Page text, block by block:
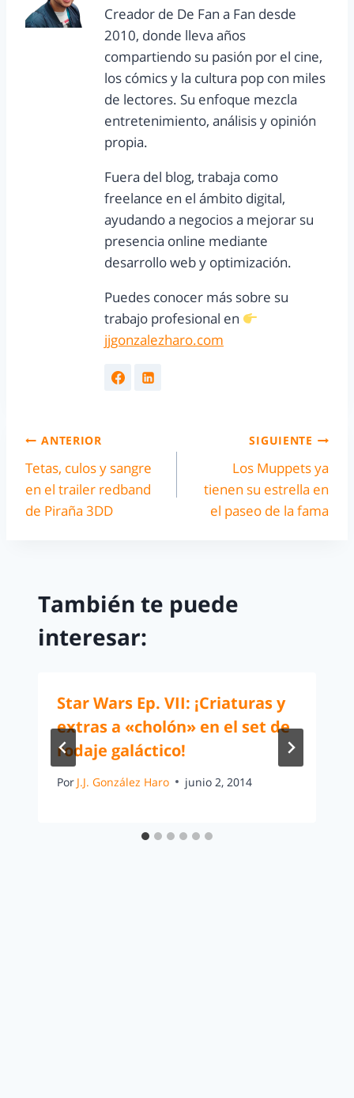
Creador de De Fan a Fan desde
2010, donde lleva años
compartiendo su pasión por el cine,
los cómics y la cultura pop con miles
de lectores. Su enfoque mezcla
entretenimiento, análisis y opinión
propia.
Fuera del blog, trabaja como
freelance en el ámbito digital,
ayudando a negocios a mejorar su
presencia online mediante
desarrollo web y optimización.
Puedes conocer más sobre su
trabajo profesional en
jjgonzalezharo.com
ANTERIOR
Tetas, culos y sangre
en el trailer redband
de Piraña 3DD
SIGUIENTE
Los Muppets ya
tienen su estrella en
el paseo de la fama
También te puede
interesar:
Star Wars Ep. VII: ¡Criaturas y
extras a «cholón» en el set de
rodaje galáctico!
Por J.J. González Haro junio 2, 2014